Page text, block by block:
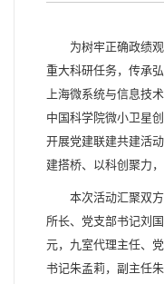
为树牢正确政绩
重大科研任务，传承
上海微系统与信息技
中国科学院微小卫星
开展党建联建共建活
建搭桥、以科创聚力
本次活动汇聚双
所长、党支部书记刘
元，九室代理主任、
书记朱孟莉，副主任